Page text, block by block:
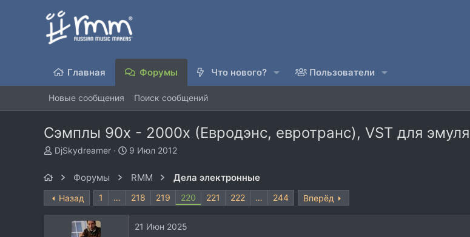
Главная Форумы Что нового? Пользователи
Новые сообщения Поиск сообщений
Сэмплы 90х - 2000х (Евродэнс, евротранс), VST для
А
р
т
DjSkydreamer
Д
т
а
н
а
9 Июл 2012
Форумы RMM Дела электронные
Назад 1 … 218 219 220 221 222 … 244 Вперёд
21 Июн 2025